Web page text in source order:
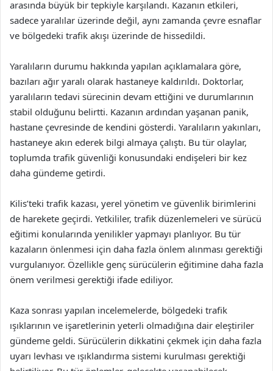
arasında büyük bir tepkiyle karşılandı. Kazanın etkileri,
sadece yaralılar üzerinde değil, aynı zamanda çevre esnaflar
ve bölgedeki trafik akışı üzerinde de hissedildi.
Yaralıların durumu hakkında yapılan açıklamalara göre,
bazıları ağır yaralı olarak hastaneye kaldırıldı. Doktorlar,
yaralıların tedavi sürecinin devam ettiğini ve durumlarının
stabil olduğunu belirtti. Kazanın ardından yaşanan panik,
hastane çevresinde de kendini gösterdi. Yaralıların yakınları,
hastaneye akın ederek bilgi almaya çalıştı. Bu tür olaylar,
toplumda trafik güvenliği konusundaki endişeleri bir kez
daha gündeme getirdi.
Kilis’teki trafik kazası, yerel yönetim ve güvenlik birimlerini
de harekete geçirdi. Yetkililer, trafik düzenlemeleri ve sürücü
eğitimi konularında yenilikler yapmayı planlıyor. Bu tür
kazaların önlenmesi için daha fazla önlem alınması gerektiği
vurgulanıyor. Özellikle genç sürücülerin eğitimine daha fazla
önem verilmesi gerektiği ifade ediliyor.
Kaza sonrası yapılan incelemelerde, bölgedeki trafik
ışıklarının ve işaretlerinin yeterli olmadığına dair eleştiriler
gündeme geldi. Sürücülerin dikkatini çekmek için daha fazla
uyarı levhası ve ışıklandırma sistemi kurulması gerektiği